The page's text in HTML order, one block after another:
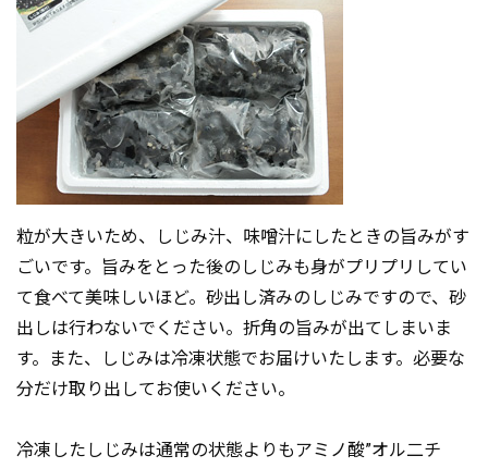
粒が大きいため、しじみ汁、味噌汁にしたときの旨みがす
ごいです。旨みをとった後のしじみも身がプリプリしてい
て食べて美味しいほど。砂出し済みのしじみですので、砂
出しは行わないでください。折角の旨みが出てしまいま
す。また、しじみは冷凍状態でお届けいたします。必要な
分だけ取り出してお使いください。
冷凍したしじみは通常の状態よりもアミノ酸”オル二チ